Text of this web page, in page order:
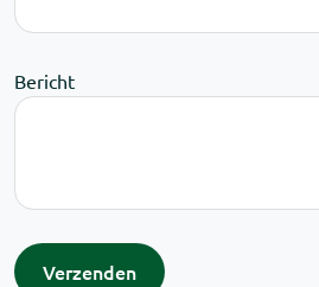
Bericht
Verzenden